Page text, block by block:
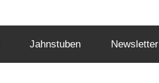
Jahnstuben Newsletter